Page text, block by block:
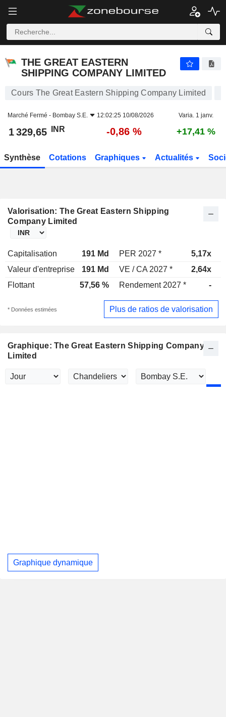
THE GREAT EASTERN
SHIPPING COMPANY LIMITED
Cours The Great Eastern Shipping Company Limited
Marché Fermé - Bombay S.E. 12:02:25 10/08/2026 Varia. 1 janv.
1 329,65 INR -0,86 % +17,41 %
Synthèse Cotations Graphiques Actualités
Valorisation: The Great Eastern Shipping
Company Limited
Capitalisation 191 Md PER 2027 * 5,17x
Valeur d'entreprise
191 Md VE / CA 2027 * 2,64x
Flottant
57,56 % Rendement 2027 * -
* Données estimées Plus de ratios de valorisation
Graphique: The Great Eastern Shipping Company
Limited
Graphique dynamique